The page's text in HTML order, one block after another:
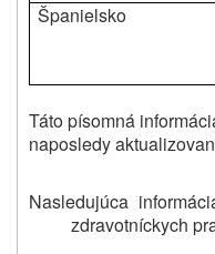
Španielsko
Táto písomná
naposledy
Nasledujúca
zdravotníckych